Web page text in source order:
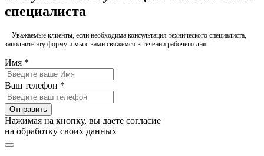
специалиста
Уважаемые клиенты, если необходима консультация технического специалиста,
заполните эту форму и мы с вами свяжемся в течении рабочего дня.
Имя *
Ваш телефон *
Отправить
Нажимая на кнопку, вы даете согласие
на обработку своих данных